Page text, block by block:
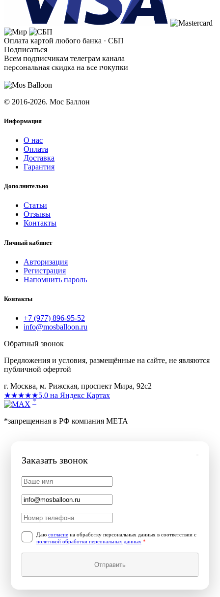
Оплата картой любого банка · СБП
Подписаться
Всем подписчикам телеграм канала
персональная скидка на все покупки
© 2016-2026. Мос Баллон
Информация
О нас
Оплата
Доставка
Гарантия
Дополнительно
Статьи
Отзывы
Контакты
Личный кабинет
Авторизация
Регистрация
Напомнить пароль
Контакты
+7 (977) 896-95-52
info@mosballoon.ru
Обратный звонок
Предложения и условия, размещённые на сайте, не являются
публичной офертой
г. Москва, м. Рижская, проспект Мира, 92с2
★★★★★5,0 на Яндекс Картах
*
*запрещенная в РФ компания МЕТА
Заказать звонок
Даю согласие на обработку персональных данных в соответствии с
политикой обработки персональных данных *
Отправить